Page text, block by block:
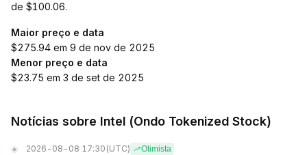
de $100.06.
Maior preço e data
$275.94 em 9 de nov de 2025
Menor preço e data
$23.75 em 3 de set de 2025
Notícias sobre Intel (Ondo Tokenized Stock)
2026-08-08 17:30 (UTC) Otimista